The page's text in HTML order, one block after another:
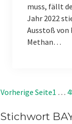
muss, fällt
Jahr 2022
Ausstoß von
Methan…
Vorherige Seite1 …
Stichwort